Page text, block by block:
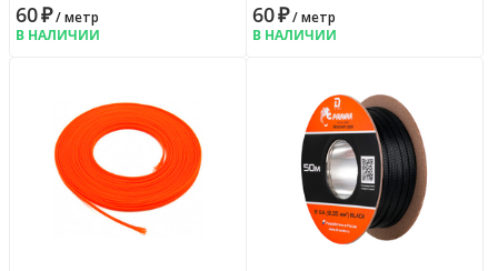
60₽/ метр
В НАЛИЧИИ
60₽/ метр
В НАЛИЧИИ